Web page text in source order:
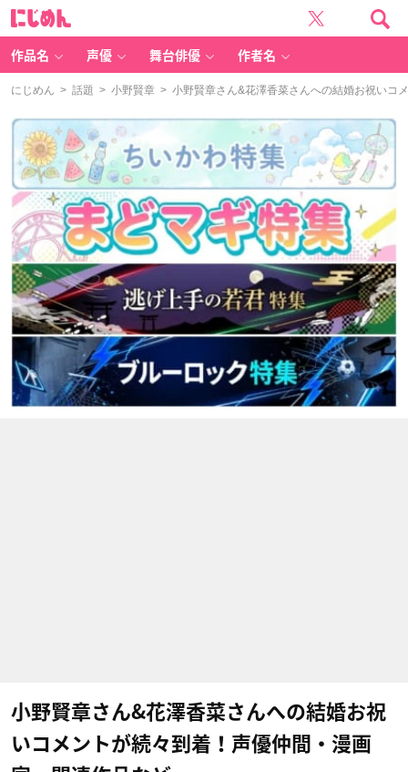
作品名 声優 舞台俳優 作者名
にじめん > 話題 > 小野賢章 > 小野賢章さん&花澤香菜さんへの結婚お祝いコ
小野賢章さん&花澤香菜さんへの結婚お祝
いコメントが続々到着！声優仲間・漫画